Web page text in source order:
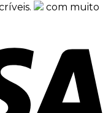
com muito